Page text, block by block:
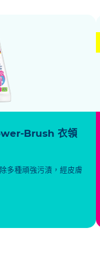
Brush 衣領
多種頑強污漬，經皮膚